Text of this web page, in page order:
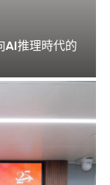
AI推理時代的